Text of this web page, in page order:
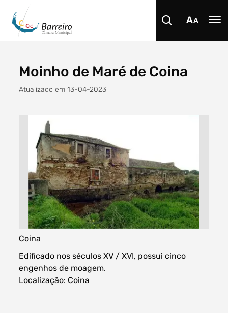
Procurar
Tipo de conteúdo
Filtro dos anos
Filtros dos meses
Moinho de Maré de Coina
Atualizado em 13-04-2023
Coina
Edificado nos séculos XV / XVI, possui cinco
engenhos de moagem.
Localização: Coina